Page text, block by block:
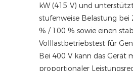
kW (415 V) und
stufenweise Belastung bei
% / 100 % sowie einen
Volllastbetriebstest für
Bei 400 V kann das Gerät
proportionaler